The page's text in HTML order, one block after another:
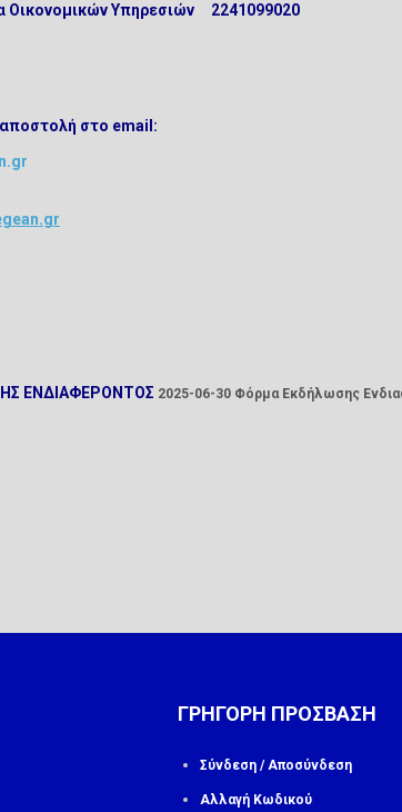
Οικονομικών Υπηρεσιών 2241099020
αποστολή στο email:
ΕΝΔΙΑΦΕΡΟΝΤΟΣ 2025-06-30 Φόρμα Εκδήλωσης
ΓΡΗΓΟΡΗ ΠΡΟΣΒΑΣΗ
Σύνδεση / Αποσύνδεση
Αλλαγή Κωδικού